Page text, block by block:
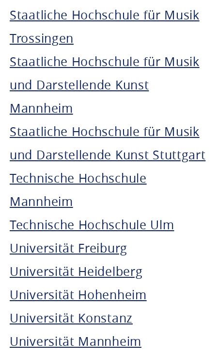
Staatliche Hochschule für Musik
Trossingen
Staatliche Hochschule für Musik
und Darstellende Kunst
Mannheim
Staatliche Hochschule für Musik
und Darstellende Kunst Stuttgart
Technische Hochschule
Mannheim
Technische Hochschule Ulm
Universität Freiburg
Universität Heidelberg
Universität Hohenheim
Universität Konstanz
Universität Mannheim